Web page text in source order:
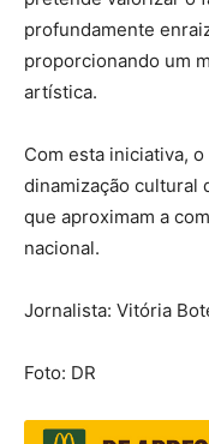
profundamente
proporcionando um
artística.
Com esta iniciativa,
dinamização cultural
que aproximam a
nacional.
Jornalista: Vitória
Foto: DR